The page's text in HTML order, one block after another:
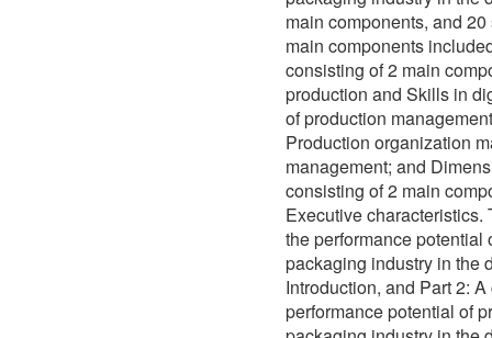
main components, and
main components
consisting of 2 main
production and Skills in
of production
Production organization
management; and
consisting of 2 main
Executive
the performance potential
packaging industry in the
Introduction, and Part 2:
performance potential of